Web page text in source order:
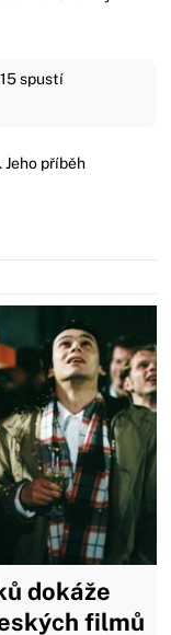
spustí
příběh
dokáže
filmů